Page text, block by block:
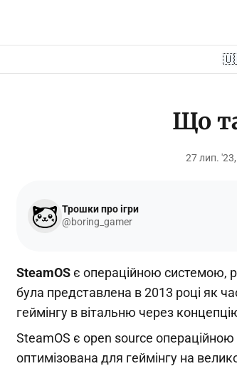
Що
27 лип.
Трошки про ігри
@boring_gamer
SteamOS є операційною системою,
була представлена в 2013 році як
геймінгу в вітальню через
SteamOS є open source
оптимізована для геймінгу на